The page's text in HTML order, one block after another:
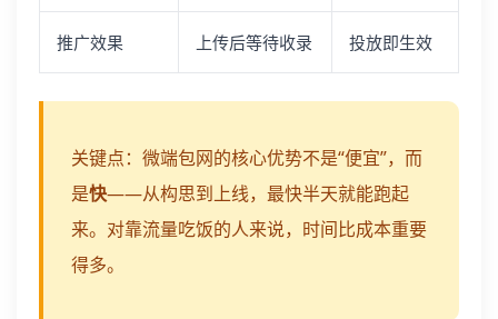
推广效果 上传后等待收录 投放即生效
关键点：微端包网的核心优势不是“便宜”，而
是快——从构思到上线，最快半天就能跑起
来。对靠流量吃饭的人来说，时间比成本重要
得多。